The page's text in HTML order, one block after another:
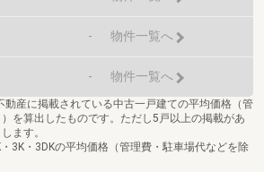
- 物件一覧へ
- 物件一覧へ
産に掲載されている中古一戸建ての平均価格（管
を算出したものです。ただし5戸以上の掲載があ
ます。
3K・3DKの平均価格（管理費・駐車場代などを除